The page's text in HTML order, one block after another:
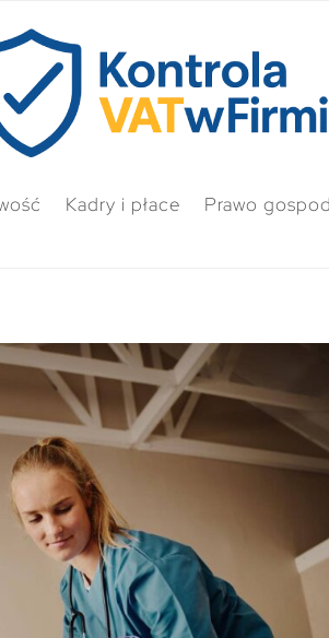
Kadry i płace Prawo